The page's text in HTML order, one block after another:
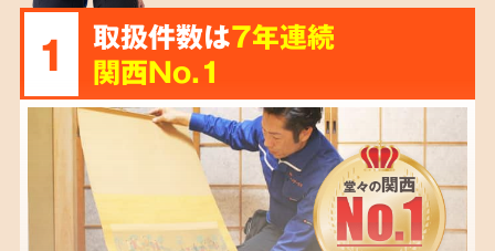
1 取扱件数は7年連続
関西No.1